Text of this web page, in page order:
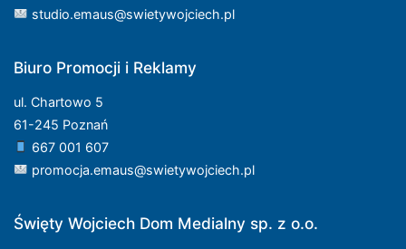
studio.emaus@swietywojciech.pl
Biuro Promocji i Reklamy
ul. Chartowo 5
61-245 Poznań
667 001 607
promocja.emaus@swietywojciech.pl
Święty Wojciech Dom Medialny sp. z o.o.